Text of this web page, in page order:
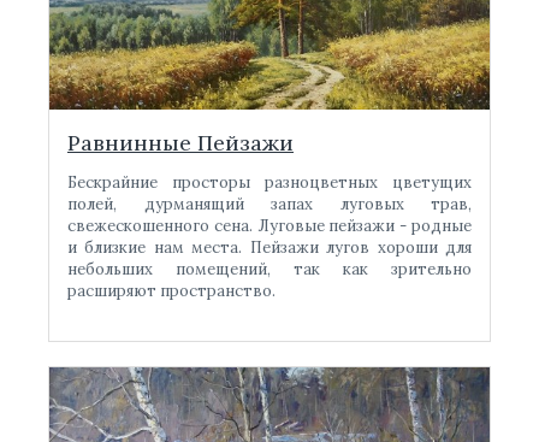
Равнинные Пейзажи
Бескрайние просторы разноцветных цветущих
полей, дурманящий запах луговых трав,
свежескошенного сена. Луговые пейзажи - родные
и близкие нам места. Пейзажи лугов хороши для
небольших помещений, так как зрительно
расширяют пространство.